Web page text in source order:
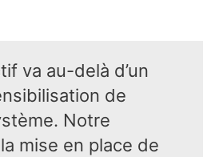
va au-delà d’un
de
Notre
mise en place de